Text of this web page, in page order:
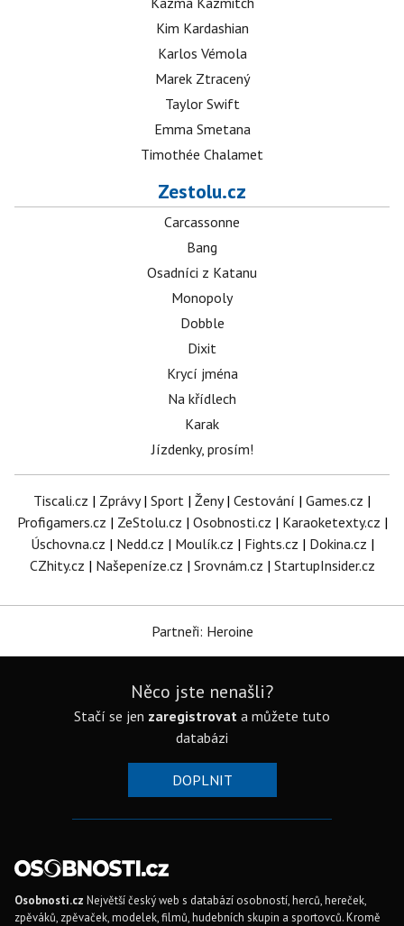
Kim Kardashian
Karlos Vémola
Marek Ztracený
Taylor Swift
Emma Smetana
Timothée Chalamet
Zestolu.cz
Carcassonne
Bang
Osadníci z Katanu
Monopoly
Dobble
Dixit
Krycí jména
Na křídlech
Karak
Jízdenky, prosím!
Tiscali.cz | Zprávy| Sport | Ženy| Cestování | Games.cz |
Profigamers.cz | ZeStolu.cz | Osobnosti.cz | Karaoketexty.cz |
Úschovna.cz | Nedd.cz | Moulík.cz | Fights.cz | Dokina.cz |
CZhity.cz | Našepeníze.cz | Srovnám.cz | StartupInsider.cz
Partneři: Heroine
Něco jste nenašli?
Stačí se jen zaregistrovat a můžete tuto
databázi
DOPLNIT
Osobnosti.cz Největší český web s databází osobností, herců, hereček,
zpěváků, zpěvaček, modelek, filmů, hudebních skupin a sportovců. Kromě